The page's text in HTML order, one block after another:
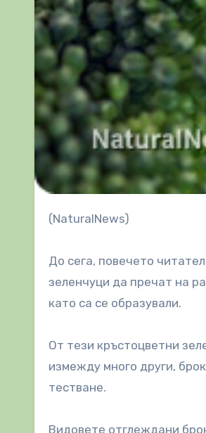
(NaturalNews)
До сега, повечето
зеленчуци да пречат на
като са се образували.
От тези кръстоцветни
измежду много други,
тестване.
Видовете отглеждани